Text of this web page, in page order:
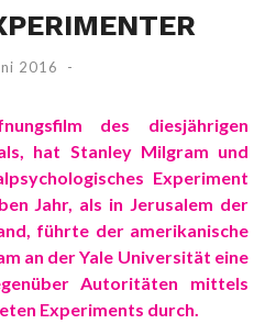
2016
des diesjährigen
hat Stanley Milgram und
Experiment
Jahr, als in Jerusalem der
führte der amerikanische
an der Yale Universität eine
Autoritäten mittels
Experiments durch.